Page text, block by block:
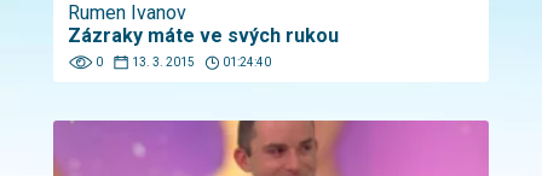
Rumen Ivanov
Zázraky máte ve svých rukou
0 13. 3. 2015 01:24:40